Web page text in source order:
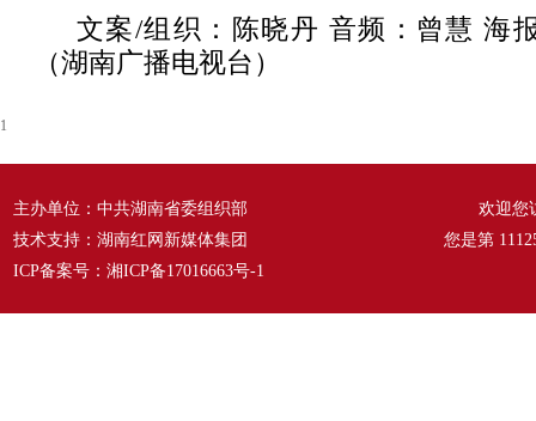
文案/组织：陈晓丹 音频：曾慧 海
（湖南广播电视台）
1
主办单位：中共湖南省委组织部
技术支持：湖南红网新媒体集团
ICP备案号： 湘ICP备17016663号-1
欢迎您
您是第